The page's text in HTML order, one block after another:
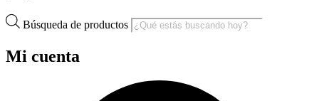
Búsqueda de productos
Mi cuenta